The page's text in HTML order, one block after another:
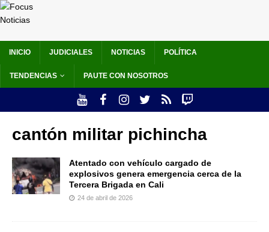
INICIO JUDICIALES NOTICIAS POLÍTICA
TENDENCIAS PAUTE CON NOSOTROS
cantón militar pichincha
Atentado con vehículo cargado de
explosivos genera emergencia cerca de la
Tercera Brigada en Cali
24 de abril de 2026